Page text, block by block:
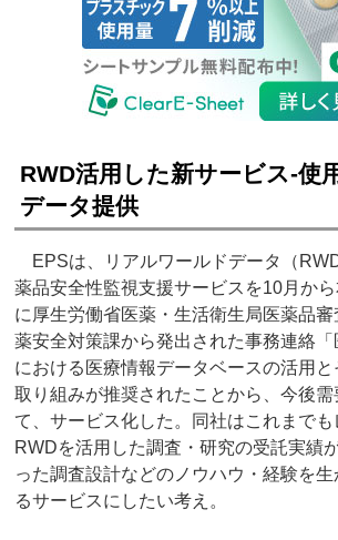
RWD活用した新サービス‐使
データ提供
EPSは、リアルワールドデータ（
薬品安全性監視支援サービスを10月か
に厚生労働省医薬・生活衛生局医薬品
薬安全対策課から発出された事務連絡
における医療情報データベースの活用と
取り組みが推奨されたことから、今後
て、サービス化した。同社はこれまで
RWDを活用した調査・研究の受託実績
った調査設計などのノウハウ・経験を生
るサービスにしたい考え。